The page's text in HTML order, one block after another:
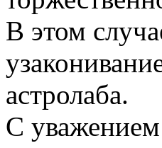
В этом
астролаба.
С